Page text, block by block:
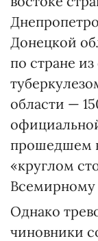
Донецкой
по стране
области —
прошедшем
«круглом
Всемирному
Однако
чиновники